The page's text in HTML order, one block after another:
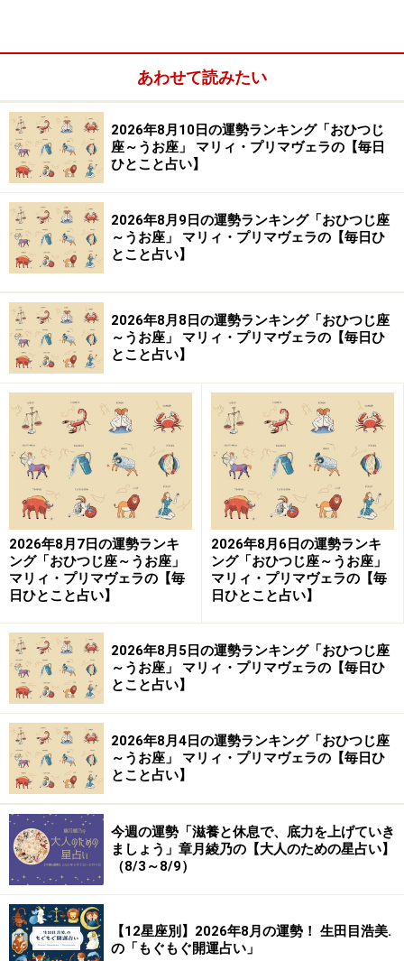
やぎ座（12月22日～1月19日生まれ）
みずがめ座（1月20日～2月18日生まれ）
うお座（2月19日～3月20日生まれ）
おひつじ座（3月21日～4月19日生まれ）
2024年3月17日の運勢「おひつじ座」
コミュニケーション運が良好。友達を誘って小旅行が正
解。
＞【3月の運勢】はこちら
＞【2024年上半期の運勢】はこちら
おうし座（4月20日～5月20日生まれ）
2024年3月17日の運勢「おうし座」
時間的な余裕を持つ心がけを。穏やかな1日になるは
ず。
＞【3月の運勢】はこちら
＞【2024年上半期の運勢】はこちら
ふたご座（5月21日～6月21日生まれ）
2024年3月17日の運勢「ふたご座」
あわせて読みたい
2026年8月10日の運勢ランキング「おひつじ
座～うお座」 マリィ・プリマヴェラの【毎日
ひとこと占い】
2026年8月9日の運勢ランキング「おひつじ座
～うお座」 マリィ・プリマヴェラの【毎日ひ
とこと占い】
2026年8月8日の運勢ランキング「おひつじ座
～うお座」 マリィ・プリマヴェラの【毎日ひ
とこと占い】
2026年8月7日の運勢ランキ
ング「おひつじ座～うお座」
マリィ・プリマヴェラの【毎
日ひとこと占い】
2026年8月6日の運勢ランキ
ング「おひつじ座～うお座」
マリィ・プリマヴェラの【毎
日ひとこと占い】
2026年8月5日の運勢ランキング「おひつじ座
～うお座」 マリィ・プリマヴェラの【毎日ひ
とこと占い】
2026年8月4日の運勢ランキング「おひつじ座
～うお座」 マリィ・プリマヴェラの【毎日ひ
とこと占い】
今週の運勢「滋養と休息で、底力を上げていき
ましょう」章月綾乃の【大人のための星占い】
（8/3～8/9）
【12星座別】2026年8月の運勢！ 生田目浩美.
の「もぐもぐ開運占い」